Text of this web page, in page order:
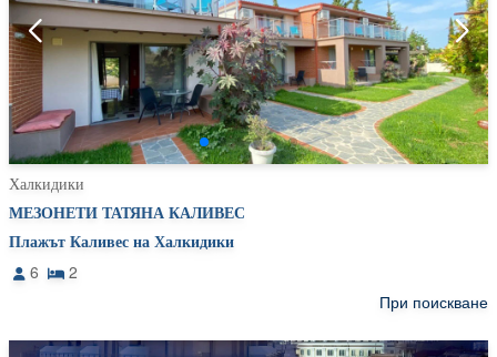
Халкидики
МЕЗОНЕТИ ТАТЯНА КАЛИВЕС
Плажът Каливес на Халкидики
6
2
При поискване